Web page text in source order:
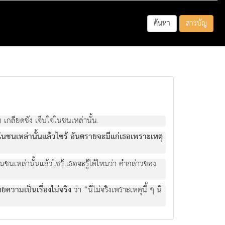
ค้นหา สารบัญ
กลียดชัง เจ็บใจในชนเหล่านั้น.
ชนเหล่านั้นแล้วไซร้ อันตรายจะมีแก่เธอเพราะเหตุ
นเหล่านั้นแล้วไซร้ เธอจะรู้ได้ไหมว่า คำกล่าวของ
ความเป็นเรื่องไม่จริงว่า “นี่ไม่จริงเพราะเหตุนี้ ๆ นี่